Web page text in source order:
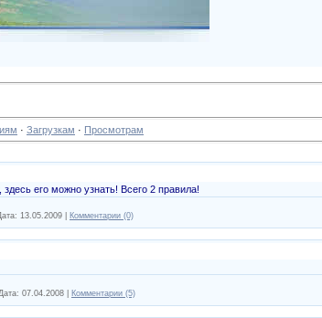
· Загрузкам · Просмотрам
его можно узнать! Всего 2 правила!
13.05.2009 Комментарии (0)
Дата: 07.04.2008 Комментарии (5)